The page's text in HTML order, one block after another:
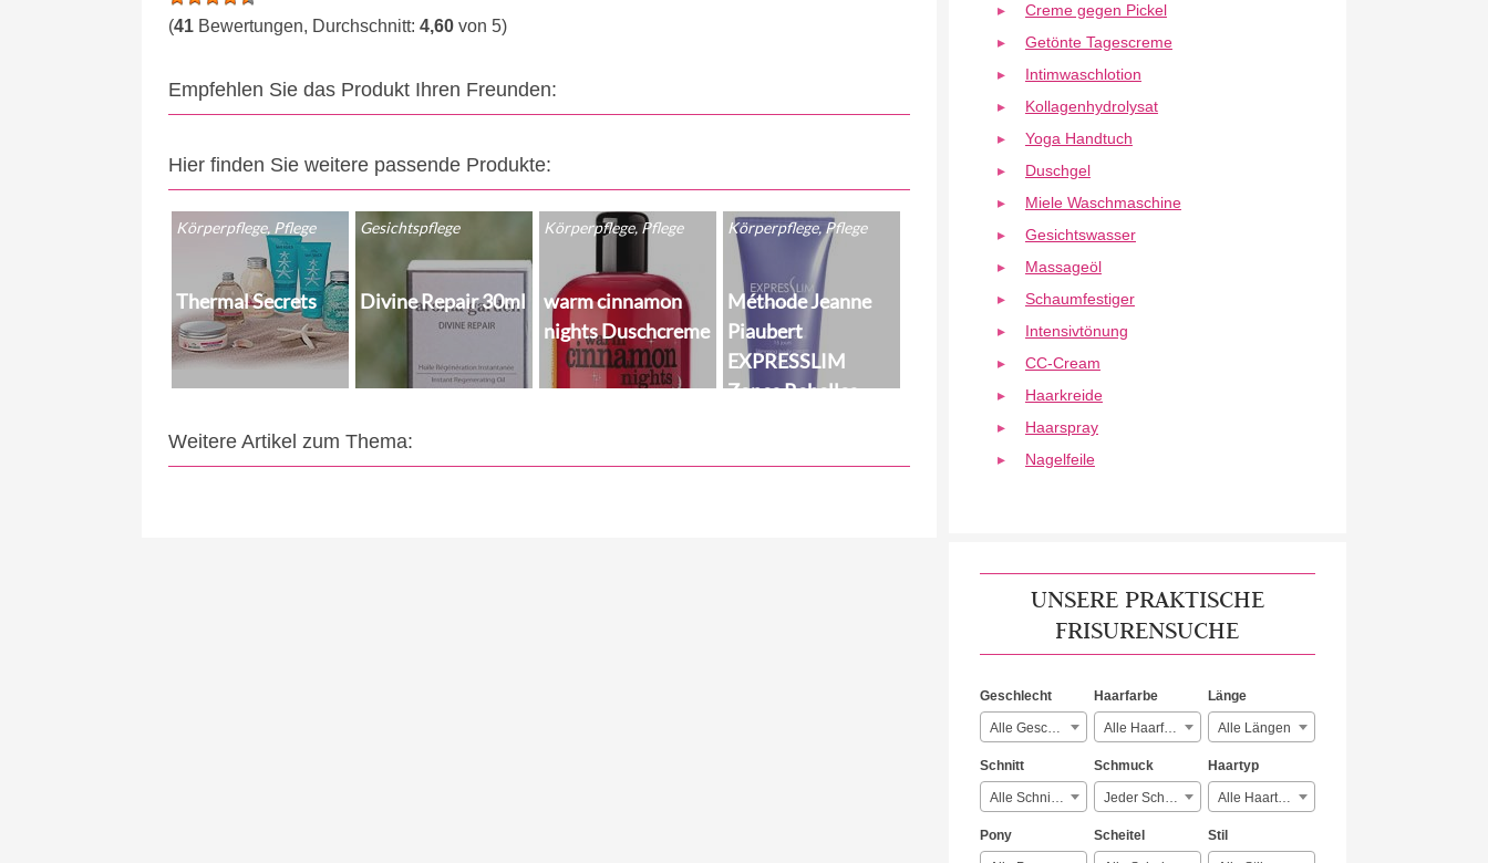
(41 Bewertungen, Durchschnitt: 4,60 von 5)
Empfehlen Sie das Produkt Ihren Freunden:
Hier finden Sie weitere passende Produkte:
Körperpflege, Pflege
Thermal Secrets
Gesichtspflege
Divine Repair 30ml
Körperpflege, Pflege
warm cinnamon
nights Duschcreme
Körperpflege, Pflege
Méthode Jeanne
Piaubert
EXPRESSLIM
Zones Rebelles
Weitere Artikel zum Thema:
Creme gegen Pickel
Getönte Tagescreme
Intimwaschlotion
Kollagenhydrolysat
Yoga Handtuch
Duschgel
Miele Waschmaschine
Gesichtswasser
Massageöl
Schaumfestiger
Intensivtönung
CC-Cream
Haarkreide
Haarspray
Nagelfeile
UNSERE PRAKTISCHE
FRISURENSUCHE
Geschlecht
Alle Geschlechter
Haarfarbe
Alle Haarfarben
Länge
Alle Längen
Schnitt
Alle Schnitte
Schmuck
Jeder Schmuck
Haartyp
Alle Haartypen
Pony Scheitel Stil